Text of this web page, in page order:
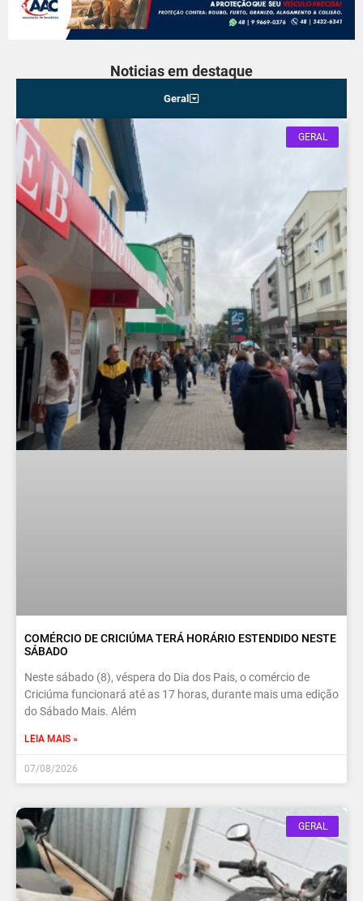
Noticias em destaque
Geral
GERAL
COMÉRCIO DE CRICIÚMA TERÁ HORÁRIO ESTENDIDO NESTE
SÁBADO
Neste sábado (8), véspera do Dia dos Pais, o comércio de
Criciúma funcionará até as 17 horas, durante mais uma edição
do Sábado Mais. Além
LEIA MAIS »
07/08/2026
GERAL